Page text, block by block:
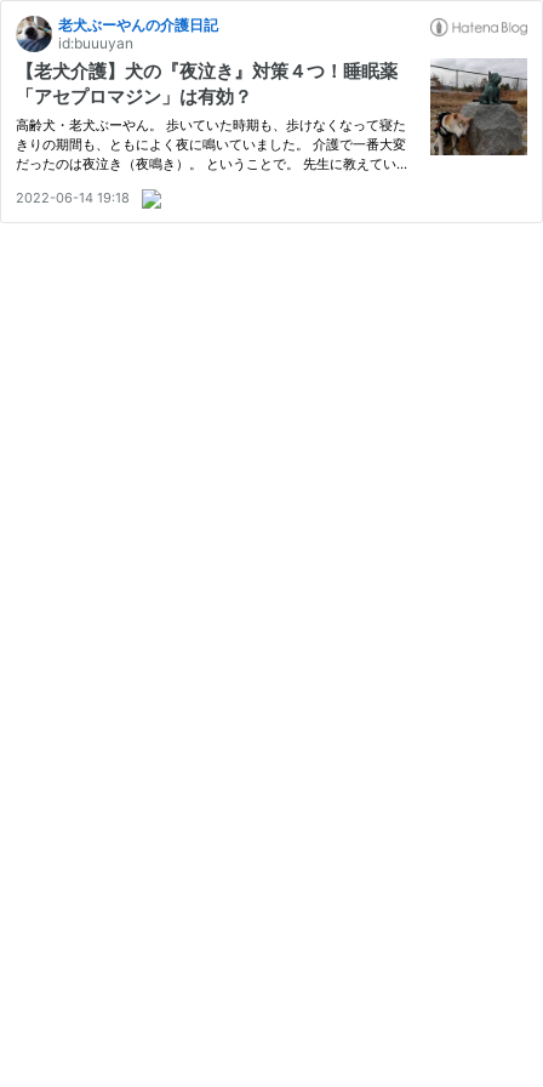
老犬ぶーやんの介護日記
id:buuuyan
【老犬介護】犬の『夜泣き』対策４つ！睡眠薬
「アセプロマジン」は有効？
高齢犬・老犬ぶーやん。 歩いていた時期も、歩けなくなって寝た
きりの期間も、ともによく夜に鳴いていました。 介護で一番大変
だったのは夜泣き（夜鳴き）。 ということで。 先生に教えていた
果』です。 目次 老犬夜泣き対策①：昼に運動する 老犬夜泣き対策
②…
2022-06-14 19:18